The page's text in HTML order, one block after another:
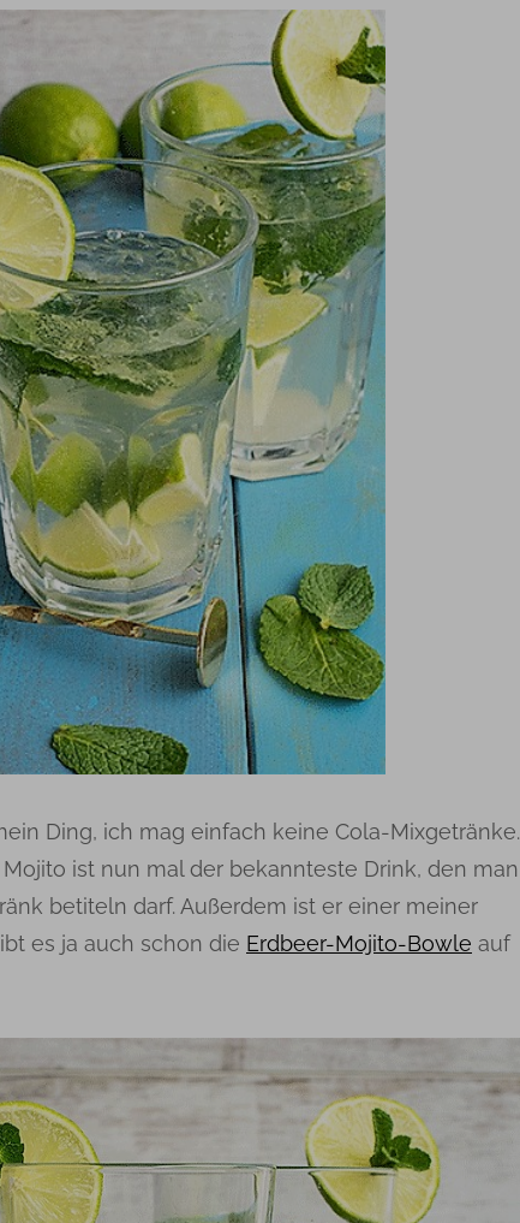
Ding, ich mag einfach keine Cola-Mixgetränke.
ist nun mal der bekannteste Drink, den man
betiteln darf. Außerdem ist er einer meiner
es ja auch schon die Erdbeer-Mojito-Bowle auf